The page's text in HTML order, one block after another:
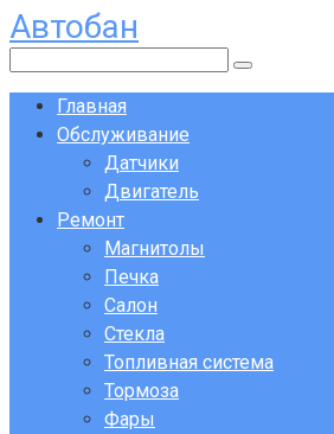
Перейти
к
контенту
Автобан
Главная
Обслуживание
Датчики
Двигатель
Ремонт
Магнитолы
Печка
Салон
Стекла
Топливная система
Тормоза
Фары